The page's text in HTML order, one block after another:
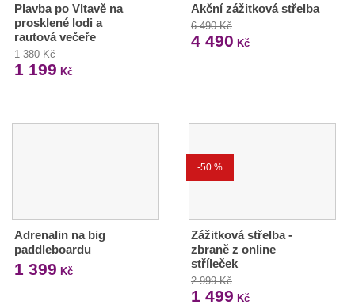
Plavba po Vltavě na
prosklené lodi a
rautová večeře
1 380 Kč
1 199 Kč
Akční zážitková střelba
6 490 Kč
4 490 Kč
Adrenalin na big
paddleboardu
1 399 Kč
-50 %
Zážitková střelba -
zbraně z online
stříleček
2 999 Kč
1 499 Kč